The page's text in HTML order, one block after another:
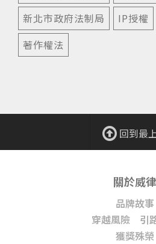
新北市政府法制局
IP授權
著作權法
回到最
關於威律
品牌故事
穿越風險 引
獲獎殊榮